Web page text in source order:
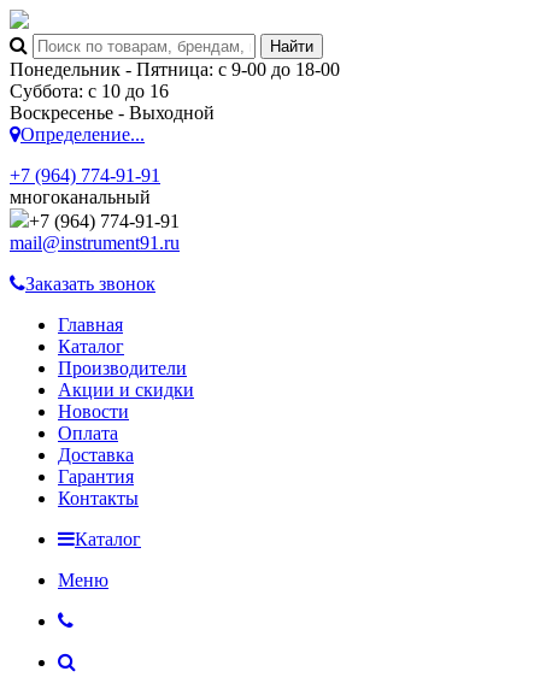
Понедельник - Пятница: с 9-00 до 18-00
Суббота: с 10 до 16
Воскресенье - Выходной
Определение...
+7 (964) 774-91-91
многоканальный
+7 (964) 774-91-91
mail@instrument91.ru
Заказать звонок
Главная
Каталог
Производители
Акции и скидки
Новости
Оплата
Доставка
Гарантия
Контакты
Каталог
Меню